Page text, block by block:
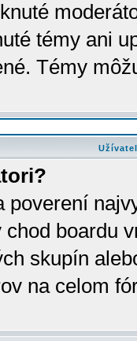
témy ani
Témy
poverení
boardu
skupín
na celom